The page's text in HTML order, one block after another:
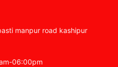
manpur road kashipur
06:00pm